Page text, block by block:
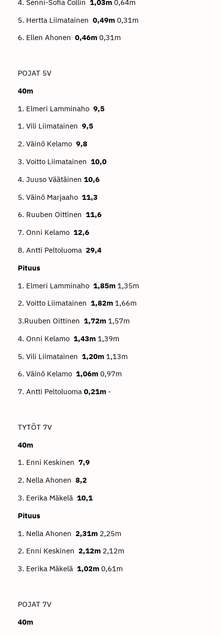
4. Senni-Sofia Collin 1,03m 0,64m
5. Hertta Liimatainen 0,49m 0,31m
6. Ellen Ahonen 0,46m0,31m
POJAT 5V
40m
1. Elmeri Lamminaho 9,5
1. Vili Liimatainen 9,5
2. Väinö Kelamo 9,8
3. Voitto Liimatainen 10,0
4. Juuso Väätäinen 10,6
5. Väinö Marjaaho 11,3
6. Ruuben Oittinen 11,6
7. Onni Kelamo 12,6
8. Antti Peltoluoma 29,4
Pituus
1. Elmeri Lamminaho 1,85m 1,35m
2. Voitto Liimatainen 1,82m 1,66m
3.Ruuben Oittinen 1,72m 1,57m
4. Onni Kelamo 1,43m 1,39m
5. Vili Liimatainen 1,20m 1,13m
6. Väinö Kelamo 1,06m 0,97m
7. Antti Peltoluoma 0,21m -
TYTÖT 7V
40m
1. Enni Keskinen 7,9
2. Nella Ahonen 8,2
3. Eerika Mäkelä 10,1
Pituus
1. Nella Ahonen 2,31m 2,25m
2. Enni Keskinen 2,12m 2,12m
3. Eerika Mäkelä 1,02m 0,61m
POJAT 7V
40m